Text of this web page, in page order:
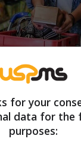
cosmetici
la
for your
data for the
purposes: